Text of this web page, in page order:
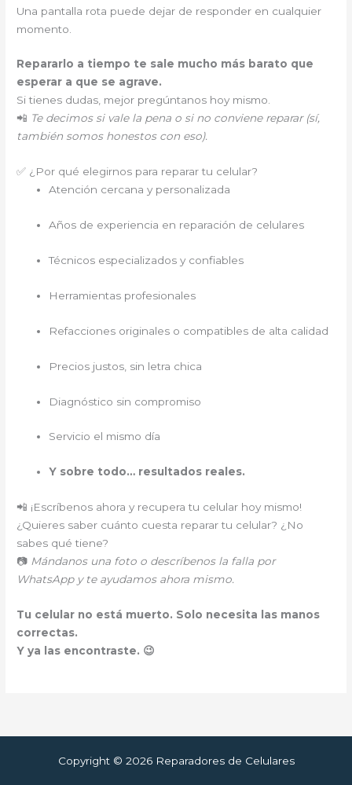
Una pantalla rota puede dejar de responder en cualquier
momento.
Repararlo a tiempo te sale mucho más barato que
esperar a que se agrave.
Si tienes dudas, mejor pregúntanos hoy mismo.
📲 Te decimos si vale la pena o si no conviene reparar (sí,
también somos honestos con eso).
✅ ¿Por qué elegirnos para reparar tu celular?
Atención cercana y personalizada
Años de experiencia en reparación de celulares
Técnicos especializados y confiables
Herramientas profesionales
Refacciones originales o compatibles de alta calidad
Precios justos, sin letra chica
Diagnóstico sin compromiso
Servicio el mismo día
Y sobre todo… resultados reales.
📲 ¡Escríbenos ahora y recupera tu celular hoy mismo!
¿Quieres saber cuánto cuesta reparar tu celular? ¿No
sabes qué tiene?
📷 Mándanos una foto o descríbenos la falla por
WhatsApp y te ayudamos ahora mismo.
Tu celular no está muerto. Solo necesita las manos
correctas.
Y ya las encontraste. 😉
Copyright © 2026 Reparadores de Celulares